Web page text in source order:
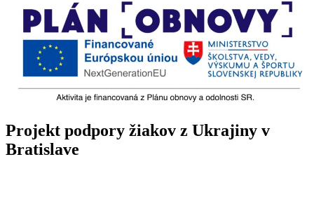
Projekt podpory žiakov z Ukrajiny v
Bratislave